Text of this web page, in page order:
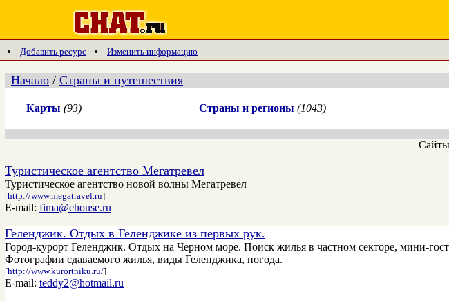
Добавить ресурс Изменить информацию
Начало / Страны и путешествия
Карты (93) Страны и регионы (1043)
Сайты
Туристическое агентство Мегатревел
Туристическое агентство новой волны Мегатревел
[http://www.megatravel.ru]
E-mail: fima@ehouse.ru
Геленджик. Отдых в Геленджике из первых рук.
Город-курорт Геленджик. Отдых на Черном море. Поиск жилья в частном секторе, мини-
Фотографии сдаваемого жилья, виды Геленджика, погода.
[http://www.kurortniku.ru/]
E-mail: teddy2@hotmail.ru